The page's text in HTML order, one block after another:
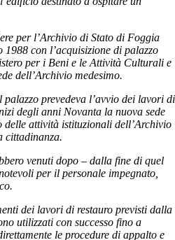
per l’Archivio di Stato di Foggia
con l’acquisizione di palazzo
per i Beni e le Attività Culturali e
dell’Archivio medesimo.
palazzo prevedeva l’avvio dei lavori di
degli anni Novanta la nuova sede
attività istituzionali dell’Archivio
cittadinanza.
venuti dopo – dalla fine di quel
per il personale impegnato,
dei lavori di restauro previsti dalla
utilizzati con successo fino a
le procedure di appalto e